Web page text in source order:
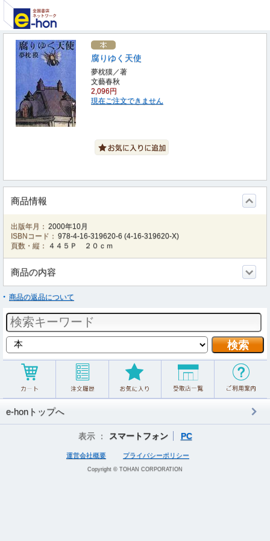
腐りゆく天使
夢枕獏／著
文藝春秋
2,096円
現在ご注文できません
商品情報
出版年月： 2000年10月
ISBNコード： 978-4-16-319620-6 (4-16-319620-X)
頁数・縦：
４４５Ｐ ２０ｃｍ
商品の内容
商品の返品について
e-honトップへ
表示 ： スマートフォン PC
運営会社概要 プライバシーポリシー
Copyright © TOHAN CORPORATION